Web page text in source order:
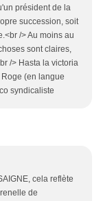
président de la
succession, soit
/> Au moins au
sont claires,
/> Hasta la victoria
(en langue
syndicaliste
cela reflète
de